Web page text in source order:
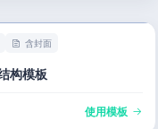
含封面
构模板
使用模板